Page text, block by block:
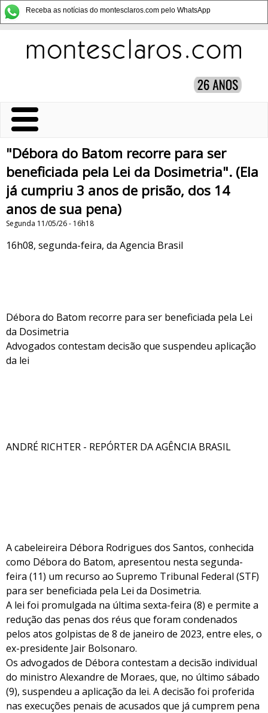
Receba as notícias do montesclaros.com pelo WhatsApp
"Débora do Batom recorre para ser
beneficiada pela Lei da Dosimetria". (Ela
já cumpriu 3 anos de prisão, dos 14
anos de sua pena)
Segunda 11/05/26 - 16h18
16h08, segunda-feira, da Agencia Brasil
Débora do Batom recorre para ser beneficiada pela Lei
da Dosimetria
Advogados contestam decisão que suspendeu aplicação
da lei
ANDRÉ RICHTER - REPÓRTER DA AGÊNCIA BRASIL
A cabeleireira Débora Rodrigues dos Santos, conhecida
como Débora do Batom, apresentou nesta segunda-
feira (11) um recurso ao Supremo Tribunal Federal (STF)
para ser beneficiada pela Lei da Dosimetria.
A lei foi promulgada na última sexta-feira (8) e permite a
redução das penas dos réus que foram condenados
pelos atos golpistas de 8 de janeiro de 2023, entre eles, o
ex-presidente Jair Bolsonaro.
Os advogados de Débora contestam a decisão individual
do ministro Alexandre de Moraes, que, no último sábado
(9), suspendeu a aplicação da lei. A decisão foi proferida
nas execuções penais de acusados que já cumprem pena